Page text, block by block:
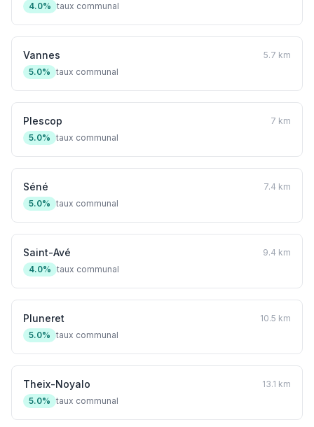
4.0% taux communal
Vannes
5.7 km
5.0% taux communal
Plescop
7 km
5.0% taux communal
Séné
7.4 km
5.0% taux communal
Saint-Avé
9.4 km
4.0% taux communal
Pluneret
10.5 km
5.0% taux communal
Theix-Noyalo
13.1 km
5.0% taux communal